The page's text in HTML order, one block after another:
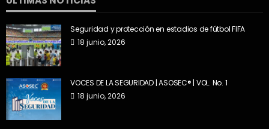
Seguridad y protección en estadios de fútbol FIFA
18 junio, 2026
VOCES DE LA SEGURIDAD | ASOSEC® | VOL. No. 1
18 junio, 2026